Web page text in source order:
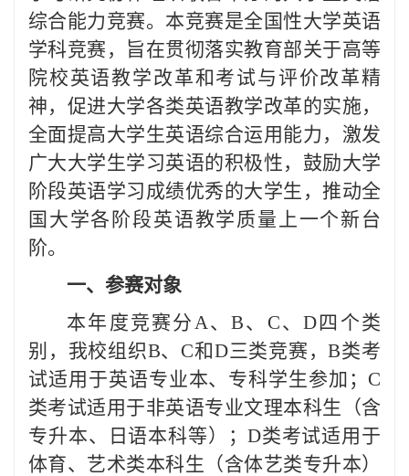
综合能力竞赛。本竞赛是全国性大学英语
学科竞赛，旨在贯彻落实教育部关于高等
院校英语教学改革和考试与评价改革精
神，促进大学各类英语教学改革的实施，
全面提高大学生英语综合运用能力，激发
广大大学生学习英语的积极性，鼓励大学
阶段英语学习成绩优秀的大学生，推动全
国大学各阶段英语教学质量上一个新台
阶。
一、参赛对象
本年度竞赛分A、B、C、D四个类
别，我校组织B、C和D三类竞赛，B类考
试适用于英语专业本、专科学生参加；C
类考试适用于非英语专业文理本科生（含
专升本、日语本科等）；D类考试适用于
体育、艺术类本科生（含体艺类专升本）